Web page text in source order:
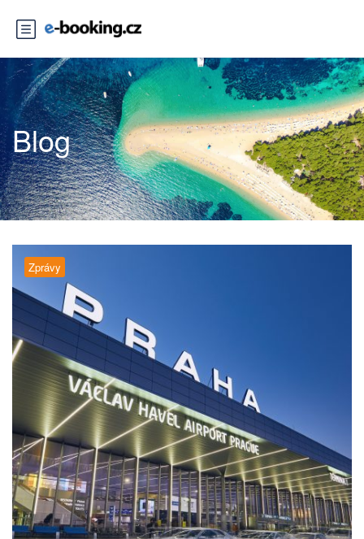
Blog
Zprávy